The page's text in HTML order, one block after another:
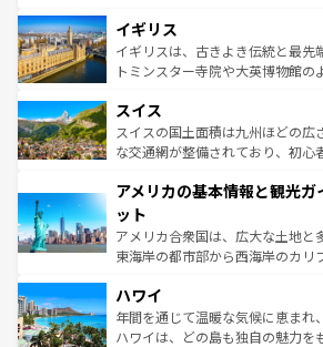
香り高いラベンダー畑など、多彩
らに、パリ以外の地域にも魅力が
も豊かな歴史と文化が息づいてい
を参照してほしい。
顔を持つこの国は、どこを歩いて
ルリンの文化的活気、バイエルン
してライン川沿いのワイン畑とい
は、お酒好きな人にはぜひ体験してほしい。
ドイツ情報はコンテンツ一覧を参
イギリス
イギリスは、古きよき伝統と最先
トミンスター寺院や大英博物館の
リアごとに異なる魅力がある。ま
ティー、ビール好きにはたまらな
戦など、本場だからこそできる体
ンツ一覧を参照してほしい。
スイス
スイスの国土面積は九州ほどの広
な交通網が整備されており、初心
の建物がそのまま残る町や、スイ
博物館もあり、アルプス観光だけ
ことができる。国民の所得が高い
者向けの交通パス提供のサービス
着のスイス情報は
アメリカの基本情報と観光
ット
アメリカ合衆国は、広大な土地と
東海岸の都市部から西海岸のカリ
のような巨大都市は、観光、ショ
ンメントが詰まった刺激的なスポ
西部には大自然が広がり、グラン
ハワイ
年間を通じて温暖な気候に恵まれ
ハワイは、どの島も独自の魅力を